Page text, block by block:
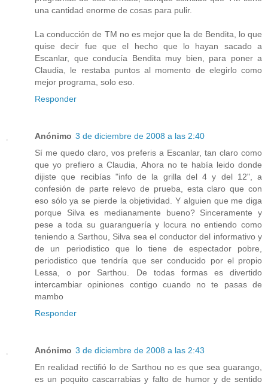
una cantidad enorme de cosas para pulir.
La conducción de TM no es mejor que la de Bendita, lo que
quise decir fue que el hecho que lo hayan sacado a
Escanlar, que conducía Bendita muy bien, para poner a
Claudia, le restaba puntos al momento de elegirlo como
mejor programa, solo eso.
Responder
Anónimo 3 de diciembre de 2008 a las 2:40
Sí me quedo claro, vos preferis a Escanlar, tan claro como
que yo prefiero a Claudia, Ahora no te había leido donde
dijiste que recibías "info de la grilla del 4 y del 12", a
confesión de parte relevo de prueba, esta claro que con
eso sólo ya se pierde la objetividad. Y alguien que me diga
porque Silva es medianamente bueno? Sinceramente y
pese a toda su guaranguería y locura no entiendo como
teniendo a Sarthou, Silva sea el conductor del informativo y
de un periodistico que lo tiene de espectador pobre,
periodistico que tendría que ser conducido por el propio
Lessa, o por Sarthou. De todas formas es divertido
intercambiar opiniones contigo cuando no te pasas de
mambo
Responder
Anónimo 3 de diciembre de 2008 a las 2:43
En realidad rectifió lo de Sarthou no es que sea guarango,
es un poquito cascarrabias y falto de humor y de sentido